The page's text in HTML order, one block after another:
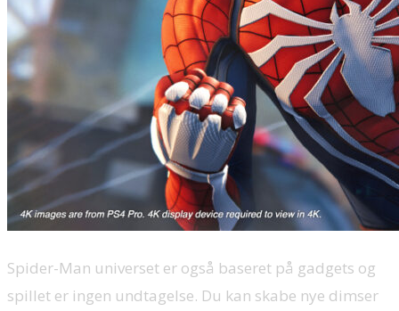
Spider-Man universet er også baseret på gadgets og
spillet er ingen undtagelse. Du kan skabe nye dimser